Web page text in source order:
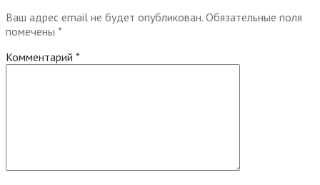
Ваш адрес email не будет опубликован. Обязательные поля
помечены *
Комментарий *